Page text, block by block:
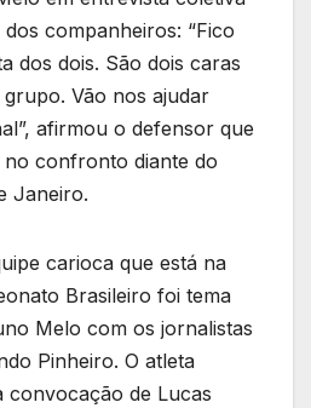
companheiros: “Fico
dos dois. São dois caras
Vão nos ajudar
afirmou o defensor que
no confronto diante do
Janeiro.
carioca que está na
Brasileiro foi tema
Melo com os jornalistas
Pinheiro. O atleta
convocação de Lucas